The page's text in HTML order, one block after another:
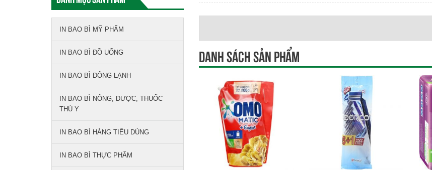
IN BAO BÌ MỸ PHẨM
IN BAO BÌ ĐỒ UỐNG
IN BAO BÌ ĐÔNG LẠNH
IN BAO BÌ NÔNG, DƯỢC, THUỐC
THÚ Y
IN BAO BÌ HÀNG TIÊU DÙNG
IN BAO BÌ THỰC PHẨM
Danh sách sản phẩm